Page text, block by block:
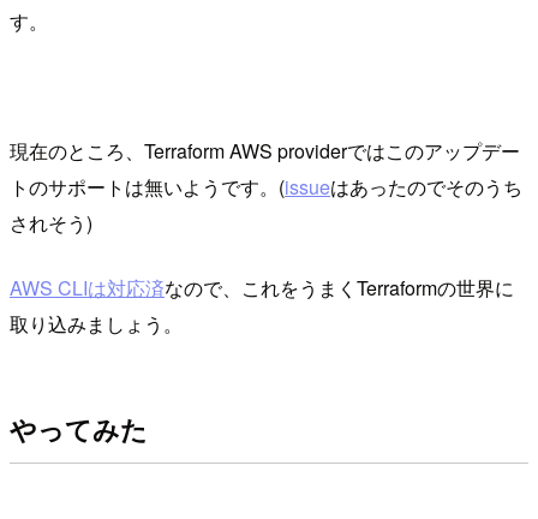
す。
現在のところ、Terraform AWS providerではこのアップデー
トのサポートは無いようです。(issueはあったのでそのうち
されそう)
AWS CLIは対応済なので、これをうまくTerraformの世界に
取り込みましょう。
やってみた